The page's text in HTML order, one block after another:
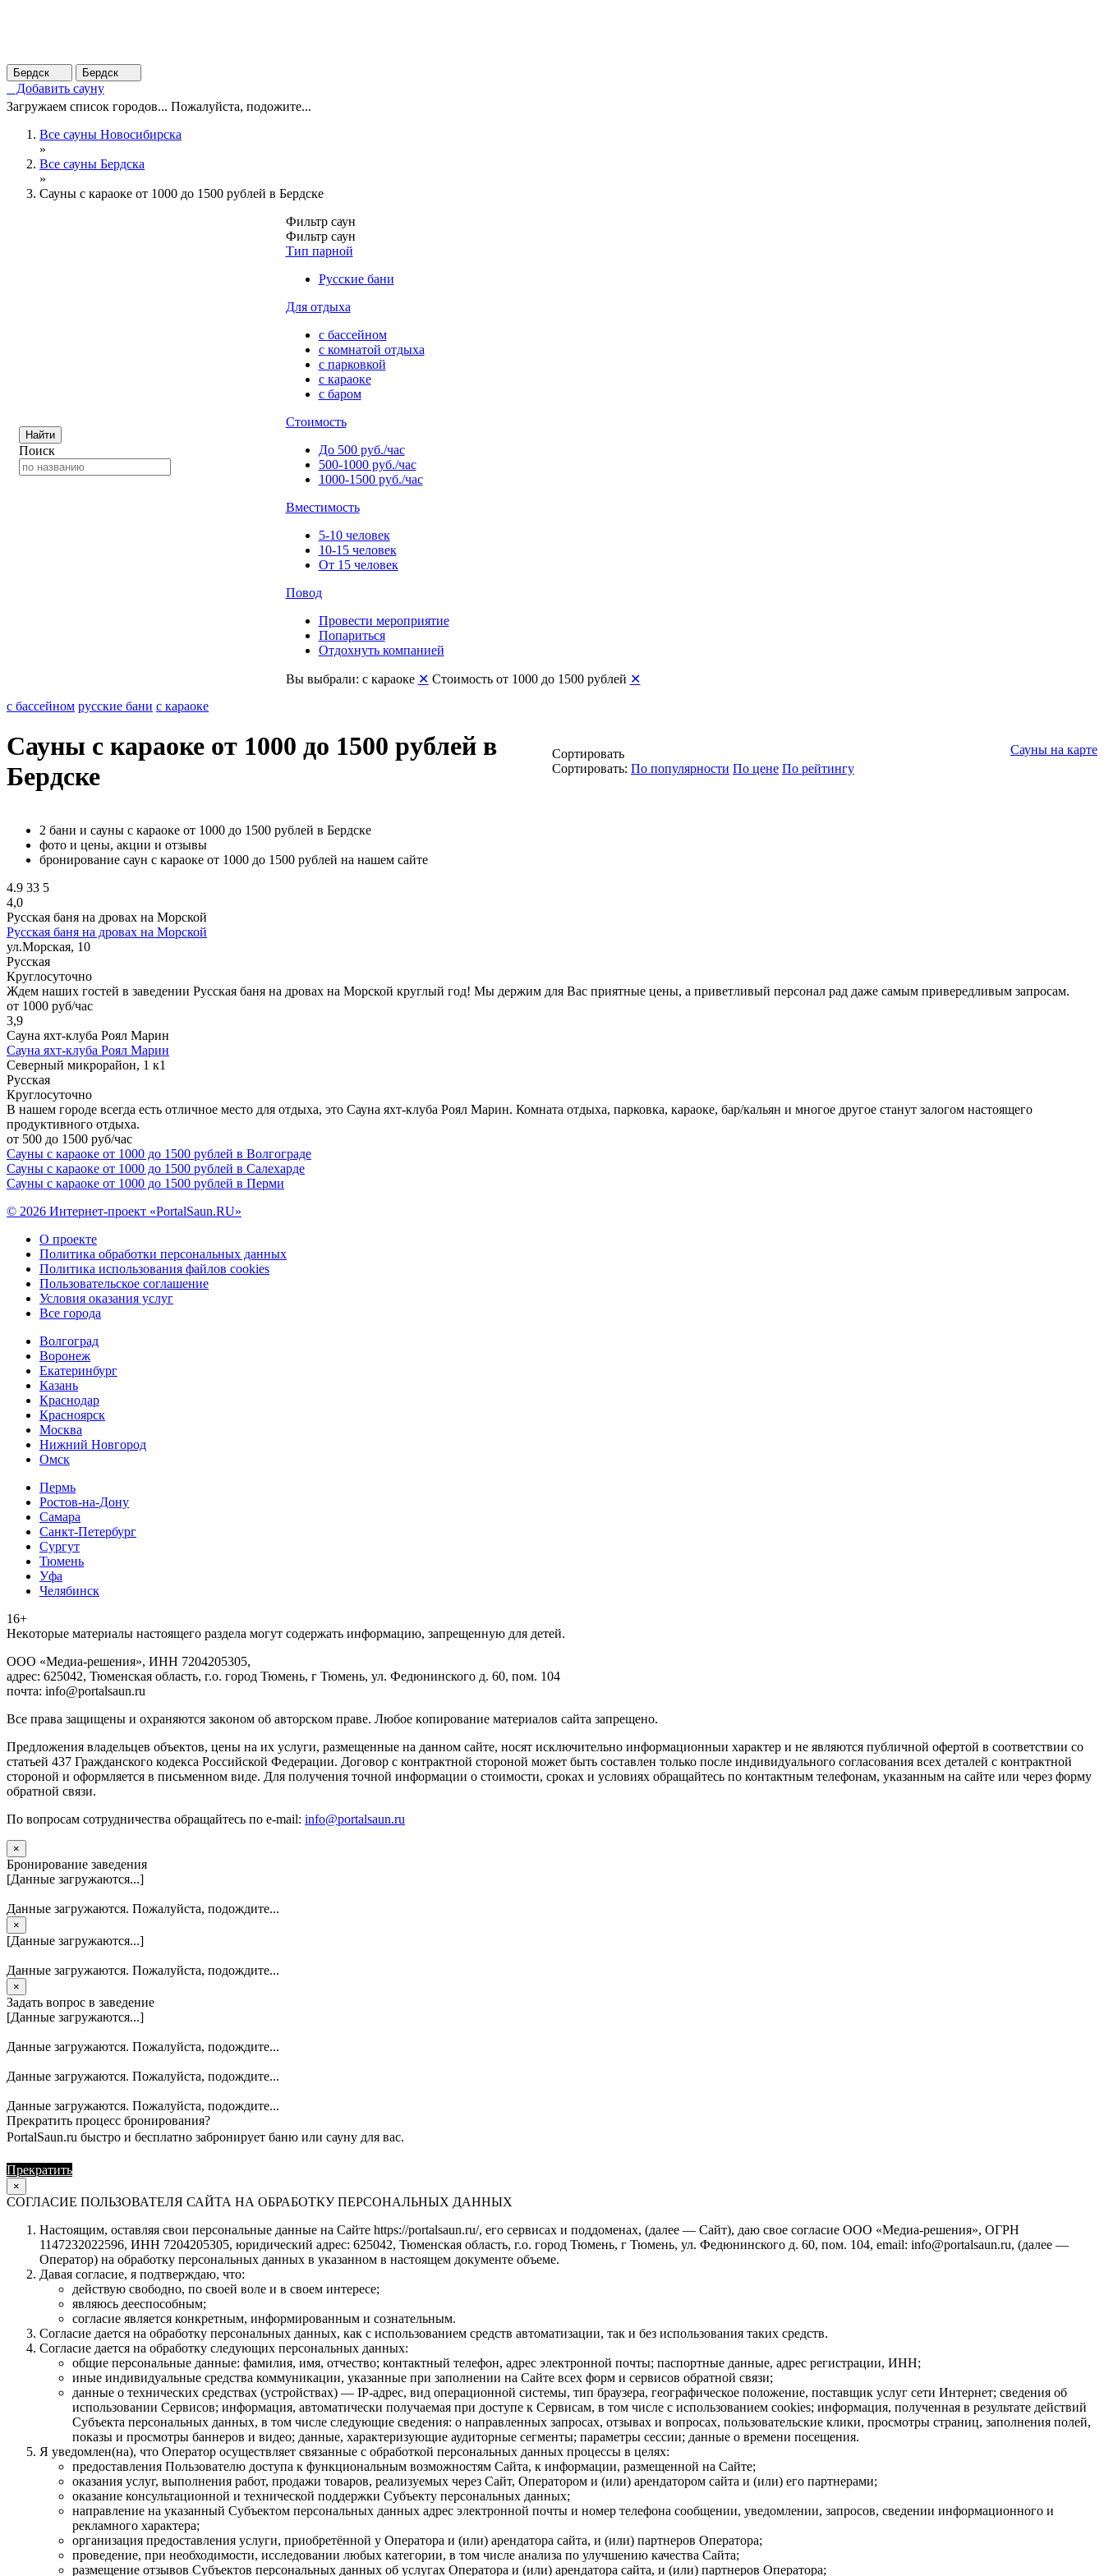
Бердск Бердск
Добавить сауну
Загружаем список городов... Пожалуйста, подожите...
Все сауны Новосибирска
»
Все сауны Бердска
»
Сауны с караоке от 1000 до 1500 рублей в Бердске
Найти
Поиск
Фильтр саун
Фильтр саун
Тип парной
Русские бани
Для отдыха
с бассейном
с комнатой отдыха
с парковкой
с караоке
с баром
Стоимость
До 500 руб./час
500-1000 руб./час
1000-1500 руб./час
Вместимость
5-10 человек
10-15 человек
От 15 человек
Повод
Провести мероприятие
Попариться
Отдохнуть компанией
Вы выбрали: с караоке ✕ Стоимость от 1000 до 1500 рублей ✕
с бассейном русские бани с караоке
Сауны с караоке от 1000 до 1500 рублей в
Бердске
Сауны на карте
Сортировать
Сортировать: По популярности По цене По рейтингу
2 бани и сауны с караоке от 1000 до 1500 рублей в Бердске
фото и цены, акции и отзывы
бронирование саун с караоке от 1000 до 1500 рублей на нашем сайте
4.9 33 5
4,0
Русская баня на дровах на Морской
Русская баня на дровах на Морской
ул.Морская, 10
Русская
Круглосуточно
Ждем наших гостей в заведении Русская баня на дровах на Морской круглый год! Мы держим для Вас приятные цены, а приветливый персонал рад даже самым привередливым запросам.
от 1000 руб/час
3,9
Сауна яхт-клуба Роял Марин
Сауна яхт-клуба Роял Марин
Северный микрорайон, 1 к1
Русская
Круглосуточно
В нашем городе всегда есть отличное место для отдыха, это Сауна яхт-клуба Роял Марин. Комната отдыха, парковка, караоке, бар/кальян и многое другое станут залогом настоящего
продуктивного отдыха.
от 500 до 1500 руб/час
Сауны с караоке от 1000 до 1500 рублей в Волгограде
Сауны с караоке от 1000 до 1500 рублей в Салехарде
Сауны с караоке от 1000 до 1500 рублей в Перми
© 2026 Интернет-проект «PortalSaun.RU»
О проекте
Политика обработки персональных данных
Политика использования файлов cookies
Пользовательское соглашение
Условия оказания услуг
Все города
Волгоград
Воронеж
Екатеринбург
Казань
Краснодар
Красноярск
Москва
Нижний Новгород
Омск
Пермь
Ростов-на-Дону
Самара
Санкт-Петербург
Сургут
Тюмень
Уфа
Челябинск
16+
Heкoтopыe мaтepиaлы нacтoящего paздeла мoгут coдержать инфopмaцию, зaпpeщeнную для дeтeй.
ООО «Медиа-решения», ИНН 7204205305,
адрес: 625042, Тюменская область, г.о. город Тюмень, г Тюмень, ул. Федюнинского д. 60, пом. 104
почта: info@portalsaun.ru
Вce прaвa зaщищeны и oxpaняютcя зaкoнoм oб aвтopcкoм прaве. Любoe кoпиpoвaниe мaтepиaлов caйтa зaпpeщeнo.
Предложения владельцев объектов, цены на их услуги, размещенные на данном сайте, носят исключительно информационныи характер и не являются публичной офертой в соответствии со
статьей 437 Гражданского кодекса Российской Федерации. Договор с контрактной стороной может быть составлен только после индивидуального согласования всех деталей с контрактной
стороной и оформляется в письменном виде. Для получения точной информации о стоимости, сроках и условиях обращайтесь по контактным телефонам, указанным на сайте или через форму
обратной связи.
По вопросам сотрудничества обращайтесь по e-mail: info@portalsaun.ru
×
Бронирование заведения
[Данные загружаются...]
Данные загружаются. Пожалуйста, подождите...
×
[Данные загружаются...]
Данные загружаются. Пожалуйста, подождите...
×
Задать вопрос в заведение
[Данные загружаются...]
Данные загружаются. Пожалуйста, подождите...
Данные загружаются. Пожалуйста, подождите...
Данные загружаются. Пожалуйста, подождите...
Прекратить процесс бронирования?
PortalSaun.ru быстро и бесплатно забронирует баню или сауну для вас.
Прекратить
×
СОГЛАСИЕ ПОЛЬЗОВАТЕЛЯ САЙТА НА ОБРАБОТКУ ПЕРСОНАЛЬНЫХ ДАННЫХ
Настоящим, оставляя свои персональные данные на Сайте https://portalsaun.ru/, его сервисах и поддоменах, (далее — Сайт), даю свое согласие ООО «Медиа-решения», ОГРН
1147232022596, ИНН 7204205305, юридический адрес: 625042, Тюменская область, г.о. город Тюмень, г Тюмень, ул. Федюнинского д. 60, пом. 104, email: info@portalsaun.ru, (далее —
Оператор) на обработку персональных данных в указанном в настоящем документе объеме.
Давая согласие, я подтверждаю, что:
действую свободно, по своей воле и в своем интересе;
являюсь дееспособным;
согласие является конкретным, информированным и сознательным.
Согласие дается на обработку персональных данных, как с использованием средств автоматизации, так и без использования таких средств.
Согласие дается на обработку следующих персональных данных:
общие персональные данные: фамилия, имя, отчество; контактный телефон, адрес электронной почты; паспортные данные, адрес регистрации, ИНН;
иные индивидуальные средства коммуникации, указанные при заполнении на Сайте всех форм и сервисов обратной связи;
данные о технических средствах (устройствах) — IP-адрес, вид операционной системы, тип браузера, географическое положение, поставщик услуг сети Интернет; сведения об
использовании Сервисов; информация, автоматически получаемая при доступе к Сервисам, в том числе с использованием cookies; информация, полученная в результате действий
Субъекта персональных данных, в том числе следующие сведения: о направленных запросах, отзывах и вопросах, пользовательские клики, просмотры страниц, заполнения полей,
показы и просмотры баннеров и видео; данные, характеризующие аудиторные сегменты; параметры сессии; данные о времени посещения.
Я уведомлен(на), что Оператор осуществляет связанные с обработкой персональных данных процессы в целях:
предоставления Пользователю доступа к функциональным возможностям Сайта, к информации, размещенной на Сайте;
оказания услуг, выполнения работ, продажи товаров, реализуемых через Сайт, Оператором и (или) арендатором сайта и (или) его партнерами;
оказание консультационной и технической поддержки Субъекту персональных данных;
направление на указанный Субъектом персональных данных адрес электронной почты и номер телефона сообщении, уведомлении, запросов, сведении информационного и
рекламного характера;
организация предоставления услуги, приобретённой у Оператора и (или) арендатора сайта, и (или) партнеров Оператора;
проведение, при необходимости, исследовании любых категории, в том числе анализа по улучшению качества Сайта;
размещение отзывов Субъектов персональных данных об услугах Оператора и (или) арендатора сайта, и (или) партнеров Оператора;